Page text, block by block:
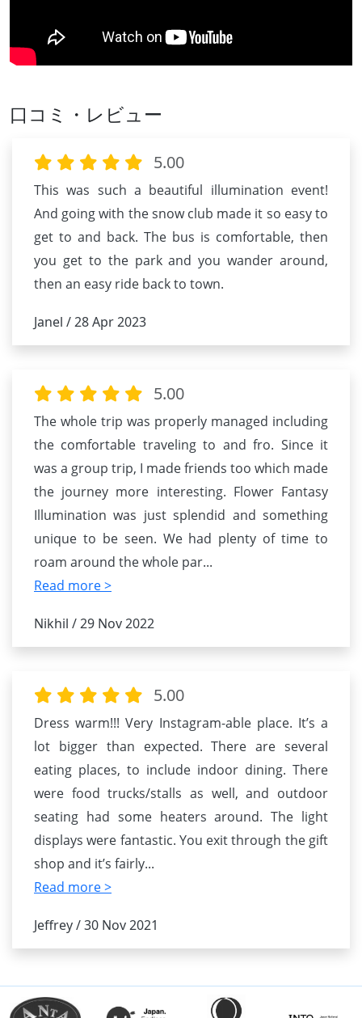
口コミ・レビュー
5.00
This was such a beautiful illumination event!
And going with the snow club made it so easy to
get to and back. The bus is comfortable, then
you get to the park and you wander around,
then an easy ride back to town.
Janel / 28 Apr 2023
5.00
The whole trip was properly managed including
the comfortable traveling to and fro. Since it
was a group trip, I made friends too which made
the journey more interesting. Flower Fantasy
Illumination was just splendid and something
unique to be seen. We had plenty of time to
roam around the whole par...
Read more >
Nikhil / 29 Nov 2022
5.00
Dress warm!!! Very Instagram-able place. It’s a
lot bigger than expected. There are several
eating places, to include indoor dining. There
were food trucks/stalls as well, and outdoor
seating had some heaters around. The light
displays were fantastic. You exit through the gift
shop and it’s fairly...
Read more >
Jeffrey / 30 Nov 2021